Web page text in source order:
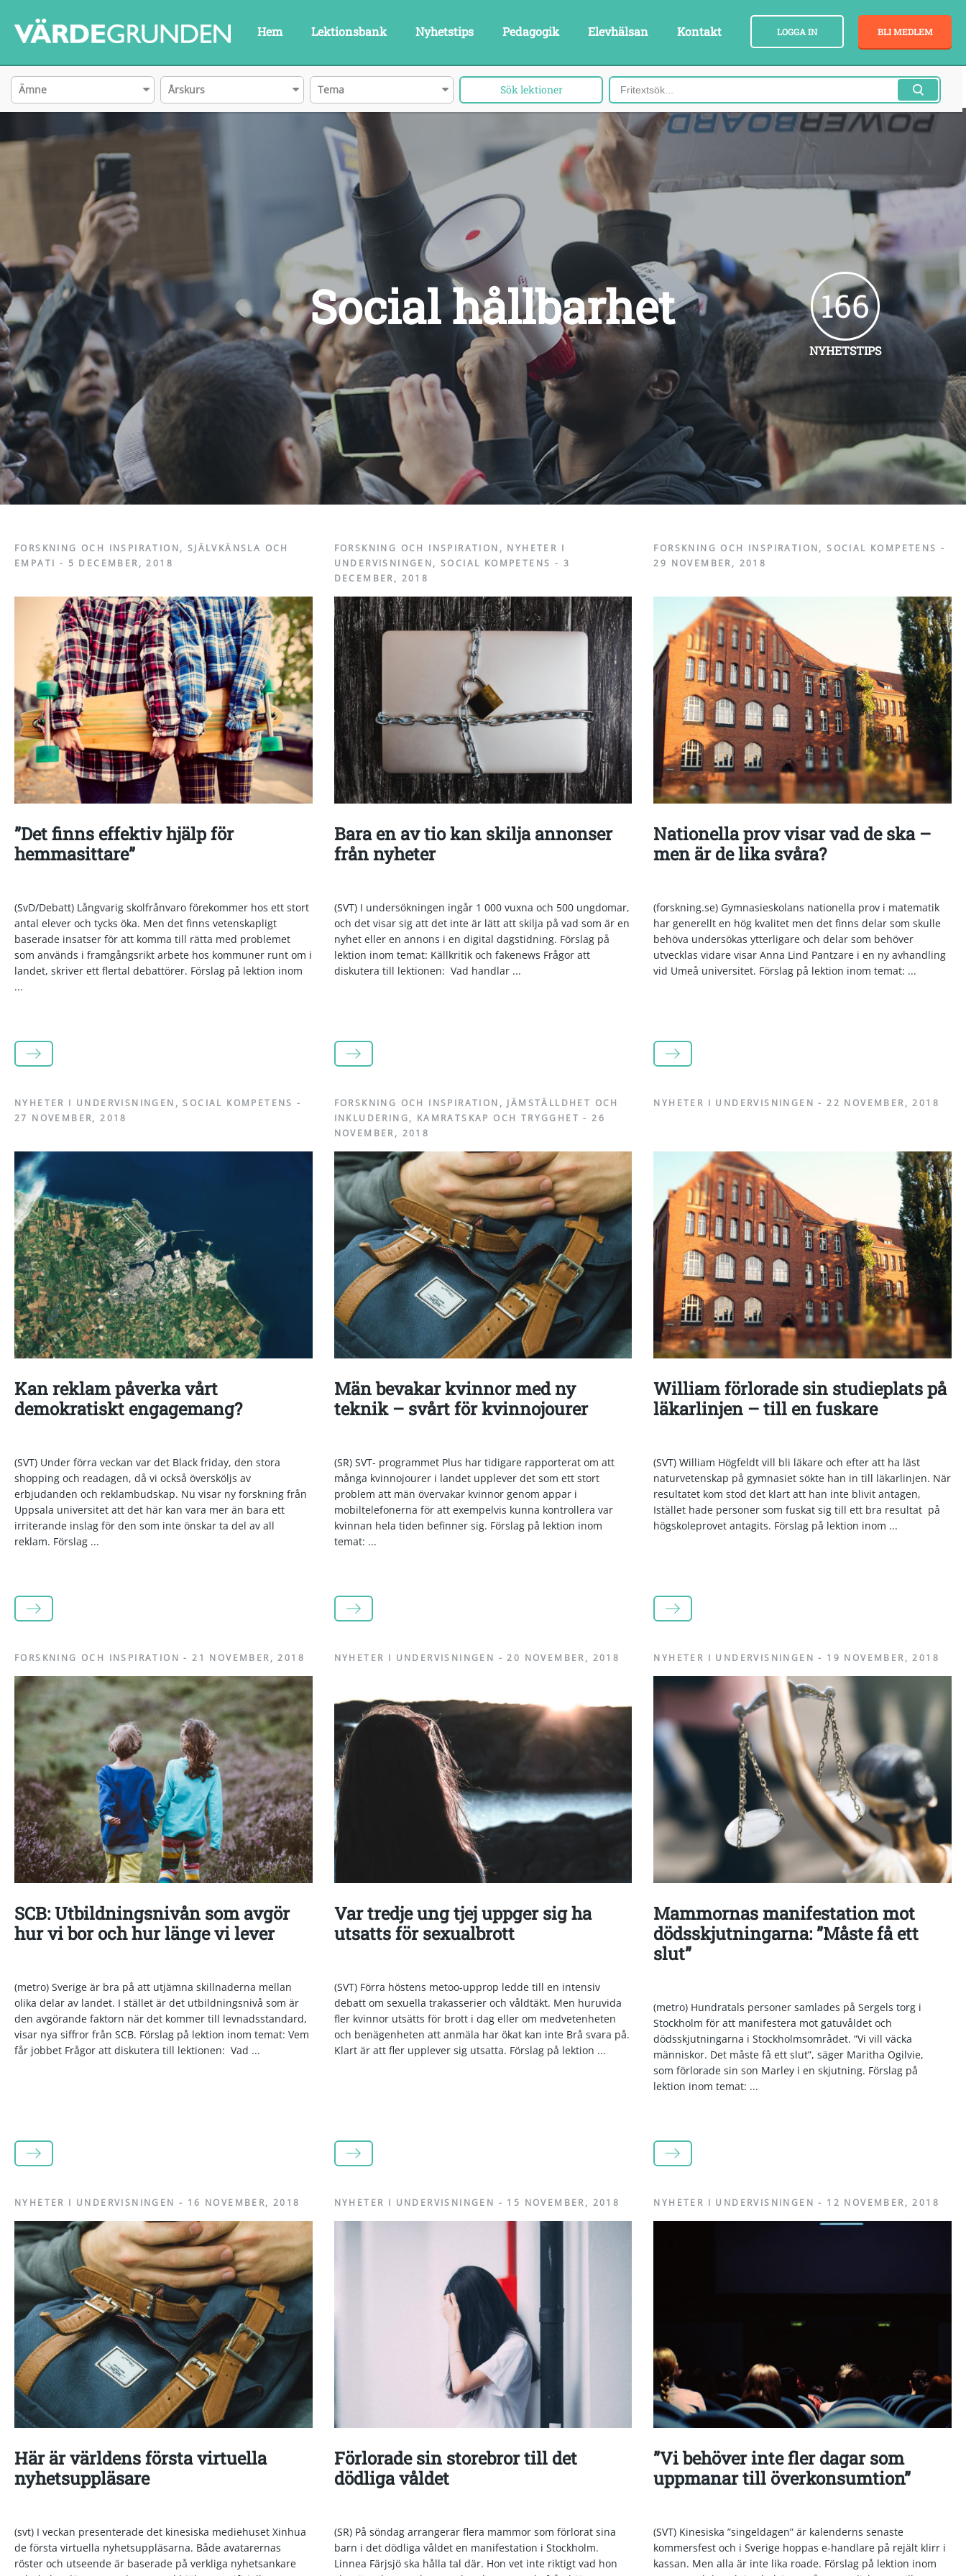
BLI MEDLEM
LOGGA IN
Hem Lektionsbank Nyhetstips Pedagogik Elevhälsan Kontakt
Ämne Årskurs Tema
Social hållbarhet 166
NYHETSTIPS
FORSKNING OCH INSPIRATION, SJÄLVKÄNSLA OCH
EMPATI - 5 DECEMBER, 2018
”Det finns effektiv hjälp för
hemmasittare”
(SvD/Debatt) Långvarig skolfrånvaro förekommer hos ett stort
antal elever och tycks öka. Men det finns vetenskapligt
baserade insatser för att komma till rätta med problemet
som används i framgångsrikt arbete hos kommuner runt om i
landet, skriver ett flertal debattörer. Förslag på lektion inom
...
LÄS MER
FORSKNING OCH INSPIRATION , NYHETER I
UNDERVISNINGEN,SOCIAL KOMPETENS - 3
DECEMBER, 2018
Bara en av tio kan skilja annonser
från nyheter
(SVT) I undersökningen ingår 1 000 vuxna och 500 ungdomar,
och det visar sig att det inte är lätt att skilja på vad som är en
nyhet eller en annons i en digital dagstidning. Förslag på
lektion inom temat: Källkritik och fakenews Frågor att
diskutera till lektionen: Vad handlar ...
LÄS MER
FORSKNING OCH INSPIRATION,SOCIAL KOMPETENS -
29 NOVEMBER, 2018
Nationella prov visar vad de ska –
men är de lika svåra?
(forskning.se) Gymnasieskolans nationella prov i matematik
har generellt en hög kvalitet men det finns delar som skulle
behöva undersökas ytterligare och delar som behöver
utvecklas vidare visar Anna Lind Pantzare i en ny avhandling
vid Umeå universitet. Förslag på lektion inom temat: ...
LÄS MER
NYHETER I UNDERVISNINGEN ,SOCIAL KOMPETENS -
27 NOVEMBER, 2018
Kan reklam påverka vårt
demokratiskt engagemang?
(SVT) Under förra veckan var det Black friday, den stora
shopping och readagen, då vi också översköljs av
erbjudanden och reklambudskap. Nu visar ny forskning från
Uppsala universitet att det här kan vara mer än bara ett
irriterande inslag för den som inte önskar ta del av all
reklam. Förslag ...
LÄS MER
FORSKNING OCH INSPIRATION , JÄMSTÄLLDHET OCH
INKLUDERING, KAMRATSKAP OCH TRYGGHET -26
NOVEMBER, 2018
Män bevakar kvinnor med ny
teknik – svårt för kvinnojourer
(SR) SVT- programmet Plus har tidigare rapporterat om att
många kvinnojourer i landet upplever det som ett stort
problem att män övervakar kvinnor genom appar i
mobiltelefonerna för att exempelvis kunna kontrollera var
kvinnan hela tiden befinner sig. Förslag på lektion inom
temat: ...
LÄS MER
NYHETER I UNDERVISNINGEN -22 NOVEMBER, 2018
William förlorade sin studieplats på
läkarlinjen – till en fuskare
(SVT) William Högfeldt vill bli läkare och efter att ha läst
naturvetenskap på gymnasiet sökte han in till läkarlinjen. När
resultatet kom stod det klart att han inte blivit antagen,
Istället hade personer som fuskat sig till ett bra resultat på
högskoleprovet antagits. Förslag på lektion inom ...
LÄS MER
FORSKNING OCH INSPIRATION -21 NOVEMBER, 2018
SCB: Utbildningsnivån som avgör
hur vi bor och hur länge vi lever
(metro) Sverige är bra på att utjämna skillnaderna mellan
olika delar av landet. I stället är det utbildningsnivå som är
den avgörande faktorn när det kommer till levnadsstandard,
visar nya siffror från SCB. Förslag på lektion inom temat: Vem
får jobbet Frågor att diskutera till lektionen: Vad ...
LÄS MER
NYHETER I UNDERVISNINGEN -20 NOVEMBER, 2018
Var tredje ung tjej uppger sig ha
utsatts för sexualbrott
(SVT) Förra höstens metoo-upprop ledde till en intensiv
debatt om sexuella trakasserier och våldtäkt. Men huruvida
fler kvinnor utsätts för brott i dag eller om medvetenheten
och benägenheten att anmäla har ökat kan inte Brå svara på.
Klart är att fler upplever sig utsatta. Förslag på lektion ...
LÄS MER
NYHETER I UNDERVISNINGEN - 19 NOVEMBER, 2018
Mammornas manifestation mot
dödsskjutningarna: ”Måste få ett
slut”
(metro) Hundratals personer samlades på Sergels torg i
Stockholm för att manifestera mot gatuvåldet och
dödsskjutningarna i Stockholmsområdet. ”Vi vill väcka
människor. Det måste få ett slut”, säger Maritha Ogilvie,
som förlorade sin son Marley i en skjutning. Förslag på
lektion inom temat: ...
LÄS MER
NYHETER I UNDERVISNINGEN - 16 NOVEMBER, 2018
Här är världens första virtuella
nyhetsuppläsare
(svt) I veckan presenterade det kinesiska mediehuset Xinhua
de första virtuella nyhetsuppläsarna. Både avatarernas
röster och utseende är baserade på verkliga nyhetsankare
NYHETER I UNDERVISNINGEN - 15 NOVEMBER, 2018
Förlorade sin storebror till det
dödliga våldet
(SR) På söndag arrangerar flera mammor som förlorat sina
barn i det dödliga våldet en manifestation i Stockholm.
Linnea Färjsjö ska hålla tal där. Hon vet inte riktigt vad hon
NYHETER I UNDERVISNINGEN - 12 NOVEMBER, 2018
”Vi behöver inte fler dagar som
uppmanar till överkonsumtion”
(SVT) Kinesiska ”singeldagen” är kalenderns senaste
kommersfest och i Sverige hoppas e-handlare på rejält klirr i
kassan. Men alla är inte lika roade. Förslag på lektion inom